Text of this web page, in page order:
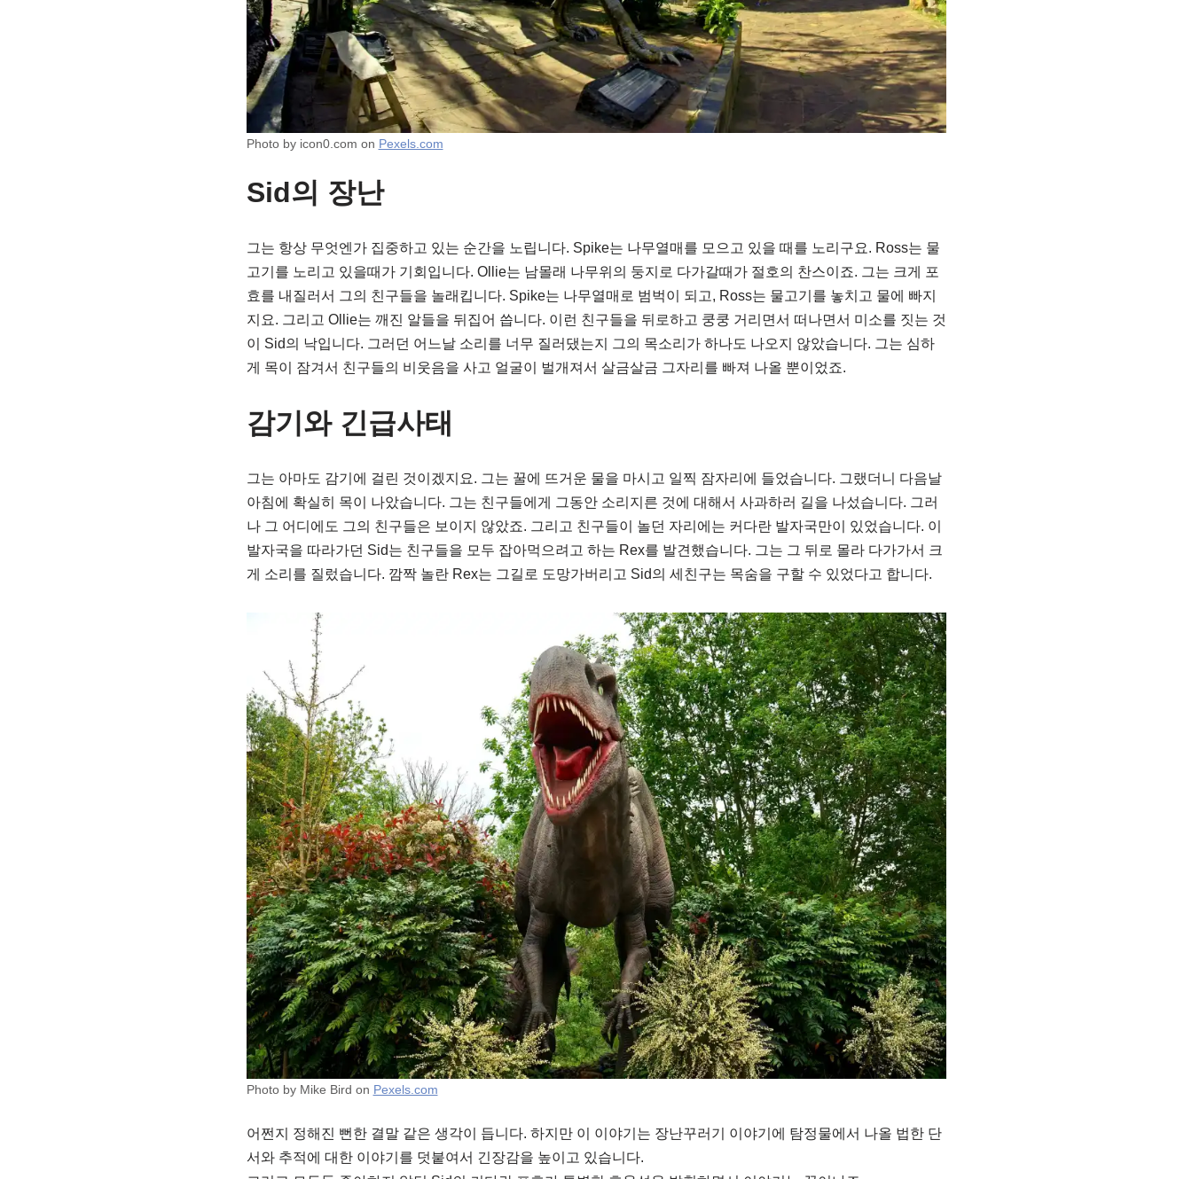
Photo by icon0.com on Pexels.com
Sid의 장난
그는 항상 무엇엔가 집중하고 있는 순간을 노립니다. Spike는 나무열매를 모으고 있을 때를 노리구요. Ross는 물
고기를 노리고 있을때가 기회입니다. Ollie는 남몰래 나무위의 둥지로 다가갈때가 절호의 찬스이죠. 그는 크게 포
효를 내질러서 그의 친구들을 놀래킵니다. Spike는 나무열매로 범벅이 되고, Ross는 물고기를 놓치고 물에 빠지
지요. 그리고 Ollie는 깨진 알들을 뒤집어 씁니다. 이런 친구들을 뒤로하고 쿵쿵 거리면서 떠나면서 미소를 짓는 것
이 Sid의 낙입니다. 그러던 어느날 소리를 너무 질러댔는지 그의 목소리가 하나도 나오지 않았습니다. 그는 심하
게 목이 잠겨서 친구들의 비웃음을 사고 얼굴이 벌개져서 살금살금 그자리를 빠져 나올 뿐이었죠.
감기와 긴급사태
그는 아마도 감기에 걸린 것이겠지요. 그는 꿀에 뜨거운 물을 마시고 일찍 잠자리에 들었습니다. 그랬더니 다음날
아침에 확실히 목이 나았습니다. 그는 친구들에게 그동안 소리지른 것에 대해서 사과하러 길을 나섰습니다. 그러
나 그 어디에도 그의 친구들은 보이지 않았죠. 그리고 친구들이 놀던 자리에는 커다란 발자국만이 있었습니다. 이
발자국을 따라가던 Sid는 친구들을 모두 잡아먹으려고 하는 Rex를 발견했습니다. 그는 그 뒤로 몰라 다가가서 크
게 소리를 질렀습니다. 깜짝 놀란 Rex는 그길로 도망가버리고 Sid의 세친구는 목숨을 구할 수 있었다고 합니다.
Photo by Mike Bird on Pexels.com
어쩐지 정해진 뻔한 결말 같은 생각이 듭니다. 하지만 이 이야기는 장난꾸러기 이야기에 탐정물에서 나올 법한 단
서와 추적에 대한 이야기를 덧붙여서 긴장감을 높이고 있습니다.